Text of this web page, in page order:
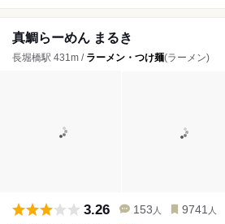
真鯛らーめん まるき
長堀橋駅 431m / ラーメン・つけ麺(ラーメン)
3.26 153 人 9741 人